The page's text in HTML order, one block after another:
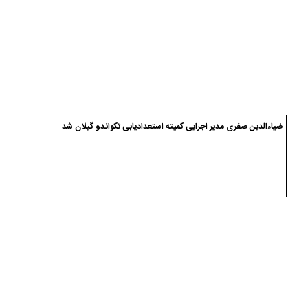
ضیاءالدین صفری مدیر اجرایی کمیته استعدادیابی تکواندو گیلان شد